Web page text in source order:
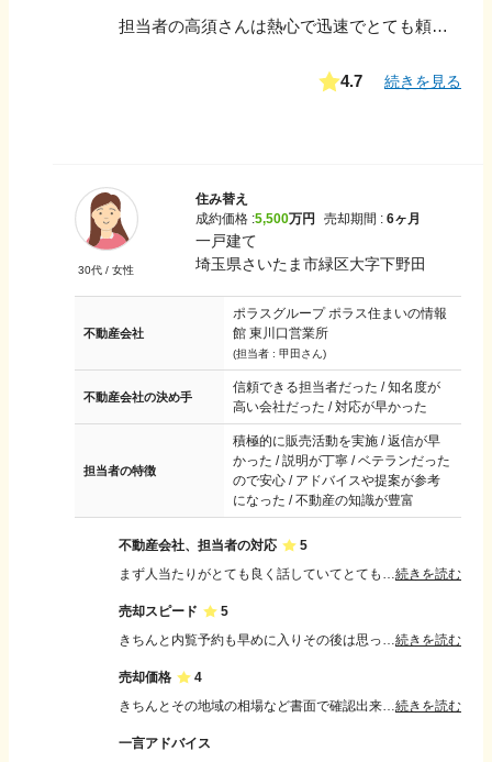
担当者の高須さんは熱心で迅速でとても頼りになる方でした。 程よい距離感で、こちらが言わんとしてることも察知できて凄いなと思いました。人によって対応力がこんなにも変わるのだなと感じた。
4.7 続きを見る
30代 /女性
住み替え
成約価格 :5,500万円 売却期間 : 6ヶ月
一戸建て
埼玉県さいたま市緑区大字下野田
不動産会社
ポラスグループ ポラス住まいの情報
館 東川口営業所
(担当者 : 甲田さん)
不動産会社の決め手
信頼できる担当者だった / 知名度が
高い会社だった / 対応が早かった
担当者の特徴
積極的に販売活動を実施 / 返信が早
かった / 説明が丁寧 / ベテランだった
ので安心 / アドバイスや提案が参考
になった / 不動産の知識が豊富
不動産会社、担当者の対応
5
まず人当たりがとても良く話していてとても安心感のある担当者様でした。また知識も豊富でわからないことはなんでも聞けて教えていただけましたので信頼感もありました。続きを読む
売却スピード
5
きちんと内覧予約も早めに入りその後は思っていたよりも早く売却出来たので満足しています。 半年かかると思っていましたが数ヶ月で決まりましたので早かったと思います。続きを読む
売却価格
4
きちんとその地域の相場など書面で確認出来、確かな説明もいただけたので金額設定出来たと思います。 私たちの意見もしっかり聞いていただけ棚で何も問題なかったです。続きを読む
一言アドバイス